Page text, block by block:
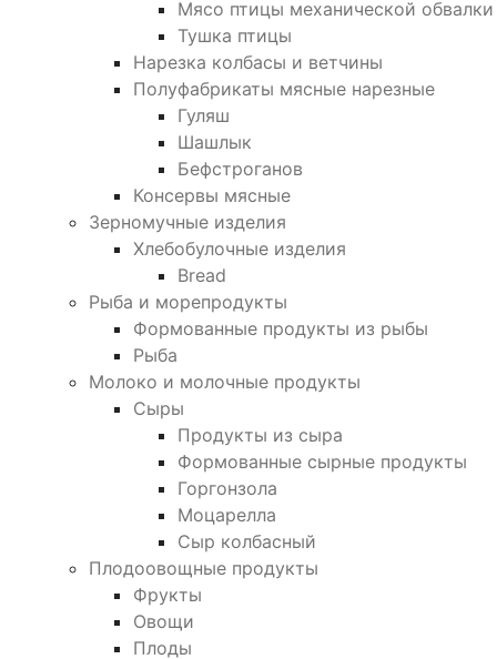
Мясо птицы механической обвалки
Тушка птицы
Нарезка колбасы и ветчины
Полуфабрикаты мясные нарезные
Гуляш
Шашлык
Бефстроганов
Консервы мясные
Зерномучные изделия
Хлебобулочные изделия
Bread
Рыба и морепродукты
Формованные продукты из рыбы
Рыба
Молоко и молочные продукты
Сыры
Продукты из сыра
Формованные сырные продукты
Горгонзола
Моцарелла
Сыр колбасный
Плодоовощные продукты
Фрукты
Овощи
Плоды